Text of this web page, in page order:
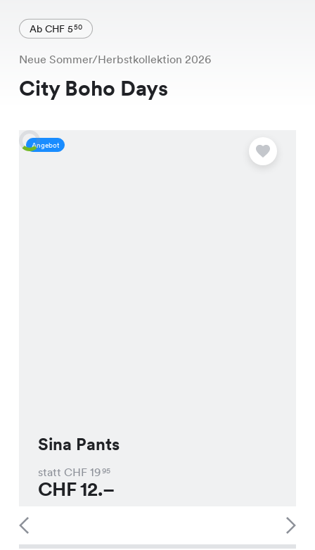
Ab CHF 550
Neue Sommer/Herbstkollektion 2026
City Boho Days
Angebot
Sina Pants
statt CHF 1995
CHF12.–